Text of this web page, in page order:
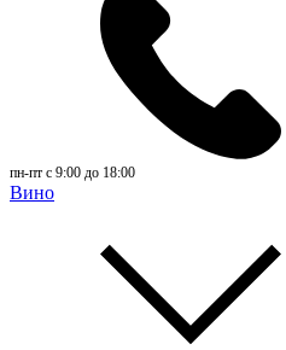
пн-пт с 9:00 до 18:00
Вино